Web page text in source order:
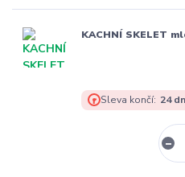
KACHNÍ SKELET
Sleva končí: 24